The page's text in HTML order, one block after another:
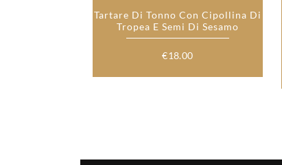
Tartare Di Tonno Con Cipollina Di
Tropea E Semi Di Sesamo
€18.00